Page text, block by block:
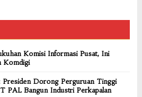
Komisi Informasi Pusat, Ini
Komdigi
Presiden Dorong Perguruan Tinggi
PAL Bangun Industri Perkapalan